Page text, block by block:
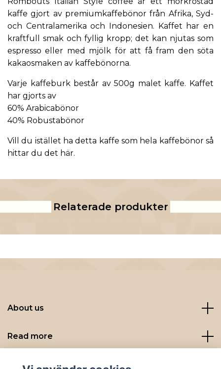
kaffe gjort av premiumkaffebönor från Afrika, Syd-
och Centralamerika och Indonesien. Kaffet har en
kraftfull smak och fyllig kropp; det kan njutas som
espresso eller med mjölk för att få fram den söta
kakaosmaken av kaffebönorna.
Varje kaffeburk består av 500g malet kaffe. Kaffet
har gjorts av
60% Arabicabönor
40% Robustabönor
Vill du istället ha detta kaffe som hela kaffebönor så
hittar du det här.
Relaterade produkter
About us
Read more
Sociala medier